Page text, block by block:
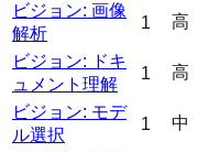
ビジョン: 画像
解析
1 高
ビジョン: ドキ
ュメント理解
1 高
ビジョン: モデ
ル選択
1 中